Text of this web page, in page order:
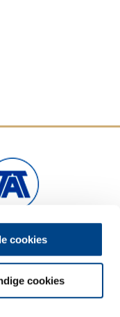
cookies
cookies